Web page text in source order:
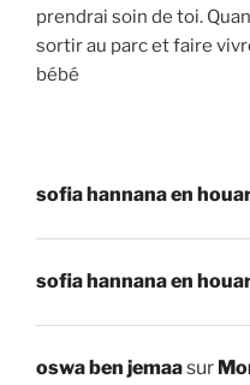
prendrai soin de toi.
sortir au parc et faire
bébé
sofia hannana en
sofia hannana en
oswa ben jemaasur